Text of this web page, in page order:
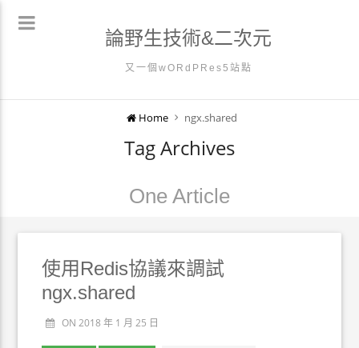
論野生技術&二次元
又一個wORdPRes5站點
Home ngx.shared
Tag Archives
One Article
使用Redis協議來調試
ngx.shared
ON 2018 年 1 月 25 日